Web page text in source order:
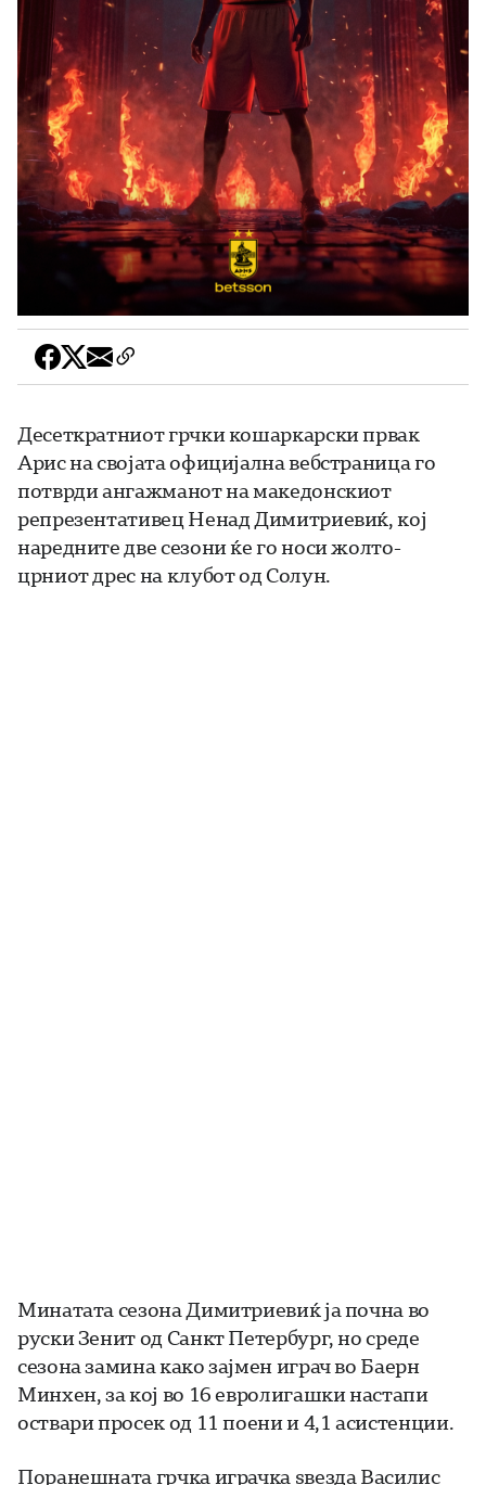
Десеткратниот грчки кошаркарски првак
Арис на својата официјална вебстраница го
потврди ангажманот на македонскиот
репрезентативец Ненад Димитриевиќ, кој
наредните две сезони ќе го носи жолто-
црниот дрес на клубот од Солун.
Минатата сезона Димитриевиќ ја почна во
руски Зенит од Санкт Петербург, но среде
сезона замина како зајмен играч во Баерн
Минхен, за кој во 16 евролигашки настапи
оствари просек од 11 поени и 4,1 асистенции.
Поранешната грчка играчка ѕвезда Василис